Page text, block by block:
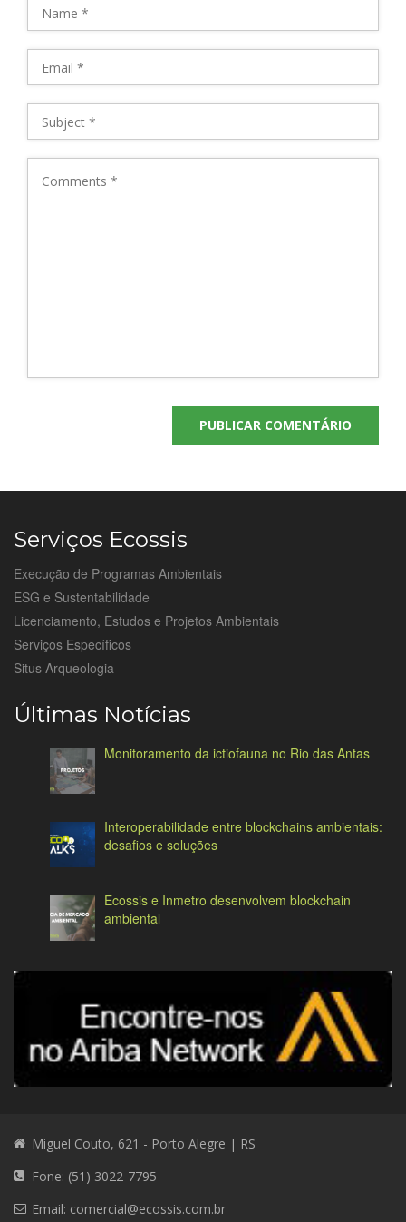
Serviços Ecossis
Execução de Programas Ambientais
ESG e Sustentabilidade
Licenciamento, Estudos e Projetos Ambientais
Serviços Específicos
Situs Arqueologia
Últimas Notícias
Monitoramento da ictiofauna no Rio das Antas
Interoperabilidade entre blockchains ambientais:
desafios e soluções
Ecossis e Inmetro desenvolvem blockchain
ambiental
Miguel Couto, 621 - Porto Alegre | RS
Fone: (51) 3022-7795
Email: comercial@ecossis.com.br